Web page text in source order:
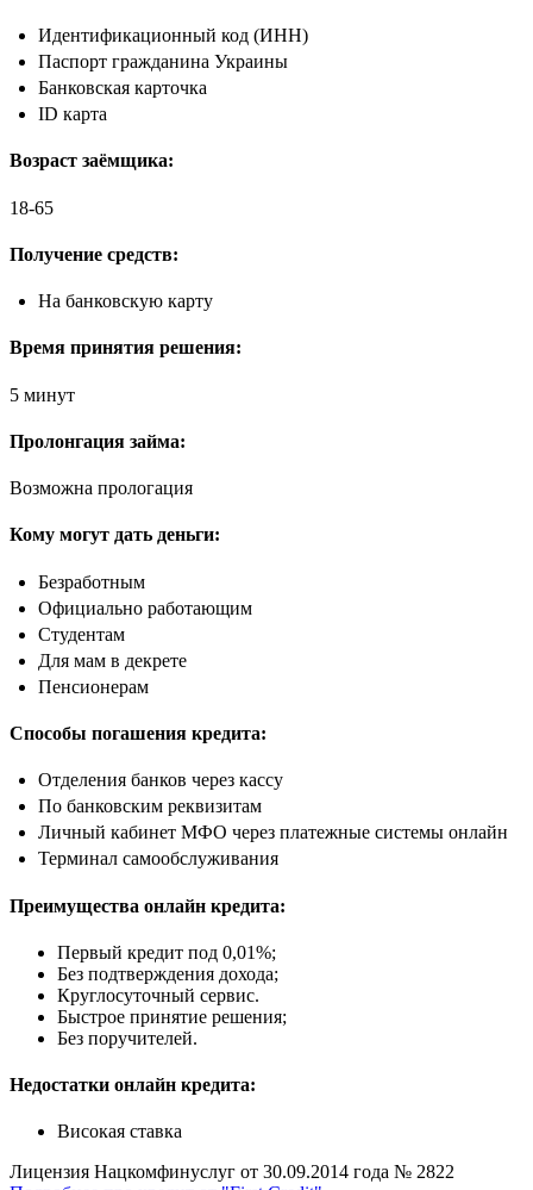
Идентификационный код (ИНН)
Паспорт гражданина Украины
Банковская карточка
ID карта
Возраст заёмщика:
18-65
Получение средств:
На банковскую карту
Время принятия решения:
5 минут
Пролонгация займа:
Возможна прологация
Кому могут дать деньги:
Безработным
Официально работающим
Студентам
Для мам в декрете
Пенсионерам
Способы погашения кредита:
Отделения банков через кассу
По банковским реквизитам
Личный кабинет МФО через платежные системы онлайн
Терминал самообслуживания
Преимущества онлайн кредита:
Первый кредит под 0,01%;
Без подтверждения дохода;
Круглосуточный сервис.
Быстрое принятие решения;
Без поручителей.
Недостатки онлайн кредита:
Високая ставка
Лицензия Нацкомфинуслуг от 30.09.2014 года № 2822